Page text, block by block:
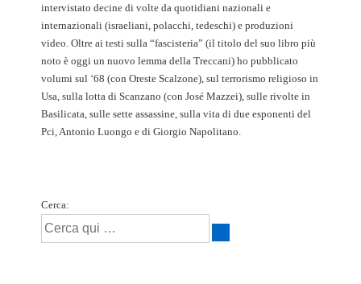
intervistato decine di volte da quotidiani nazionali e
internazionali (israeliani, polacchi, tedeschi) e produzioni
video. Oltre ai testi sulla “fascisteria” (il titolo del suo libro più
noto è oggi un nuovo lemma della Treccani) ho pubblicato
volumi sul ‘68 (con Oreste Scalzone), sul terrorismo religioso in
Usa, sulla lotta di Scanzano (con José Mazzei), sulle rivolte in
Basilicata, sulle sette assassine, sulla vita di due esponenti del
Pci, Antonio Luongo e di Giorgio Napolitano.
Cerca: